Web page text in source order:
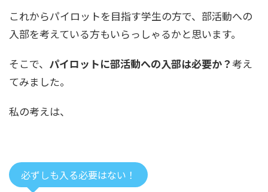
これからパイロットを目指す学生の方で、部活動への
入部を考えている方もいらっしゃるかと思います。
そこで、 パイロットに部活動への入部は必要か？考え
てみました。
私の考えは、
必ずしも入る必要はない！